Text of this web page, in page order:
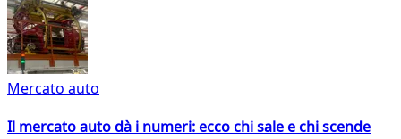
Mercato auto
Il mercato auto dà i numeri: ecco chi sale e chi scende